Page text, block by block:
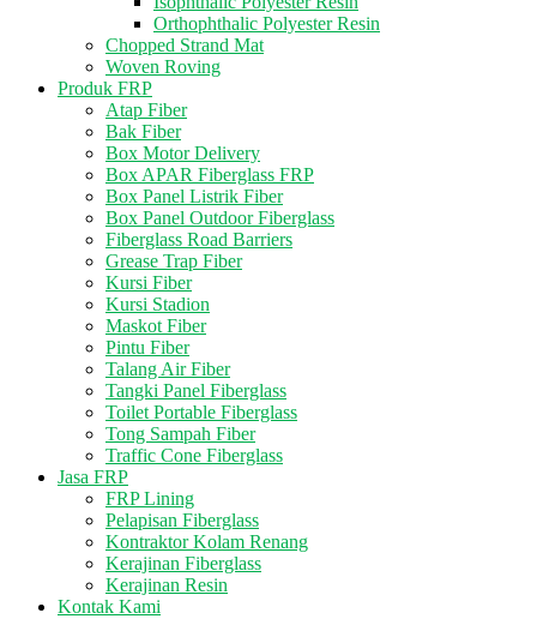
Orthophthalic Polyester Resin
Chopped Strand Mat
Woven Roving
Produk FRP
Atap Fiber
Bak Fiber
Box Motor Delivery
Box APAR Fiberglass FRP
Box Panel Listrik Fiber
Box Panel Outdoor Fiberglass
Fiberglass Road Barriers
Grease Trap Fiber
Kursi Fiber
Kursi Stadion
Maskot Fiber
Pintu Fiber
Talang Air Fiber
Tangki Panel Fiberglass
Toilet Portable Fiberglass
Tong Sampah Fiber
Traffic Cone Fiberglass
Jasa FRP
FRP Lining
Pelapisan Fiberglass
Kontraktor Kolam Renang
Kerajinan Fiberglass
Kerajinan Resin
Kontak Kami